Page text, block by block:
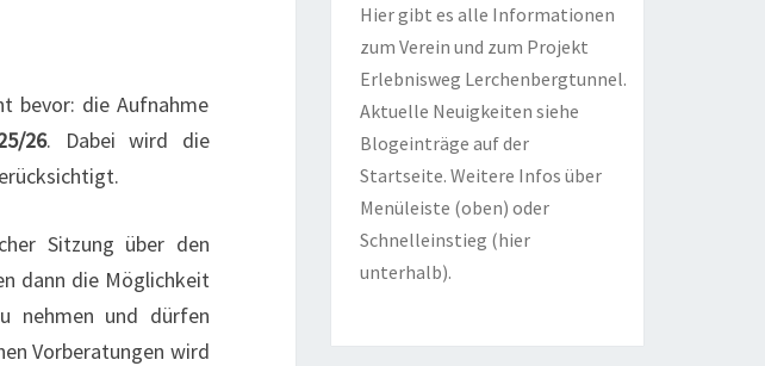
bevor: die Aufnahme
26. Dabei wird die
Sitzung über den
dann die Möglichkeit
nehmen und dürfen
Vorberatungen wird
Hier gibt es alle Informationen
zum Verein und zum Projekt
Erlebnisweg Lerchenbergtunnel.
Aktuelle Neuigkeiten siehe
Blogeinträge auf der
Startseite. Weitere Infos über
Menüleiste (oben) oder
Schnelleinstieg (hier
unterhalb).